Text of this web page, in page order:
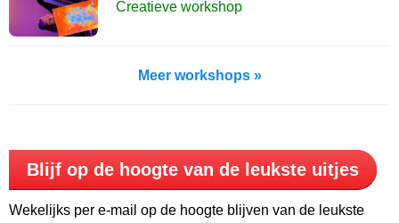
Creatieve workshop
Meer workshops »
Blijf op de hoogte van de leukste uitjes
Wekelijks per e-mail op de hoogte blijven van de leukste